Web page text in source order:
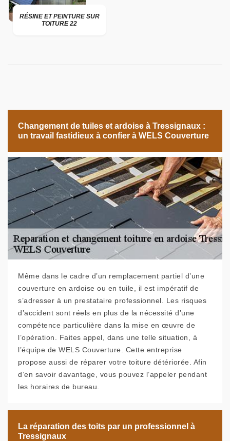
RÉSINE ET PEINTURE SUR
TOITURE 22
Changement de tuiles et ardoise à Tressignaux :
un travail fastidieux à confier à WELS Couverture
Même dans le cadre d’un remplacement partiel d’une
couverture en ardoise ou en tuile, il est impératif de
s’adresser à un prestataire professionnel. Les risques
d’accident sont réels en plus de la nécessité d’une
compétence particulière dans la mise en œuvre de
l’opération. Faites appel, dans une telle situation, à
l’équipe de WELS Couverture. Cette entreprise
propose aussi de réparer votre toiture détériorée. Afin
d’en savoir davantage, vous pouvez l’appeler pendant
les horaires de bureau.
La réparation des toits par un professionnel à
Tressignaux